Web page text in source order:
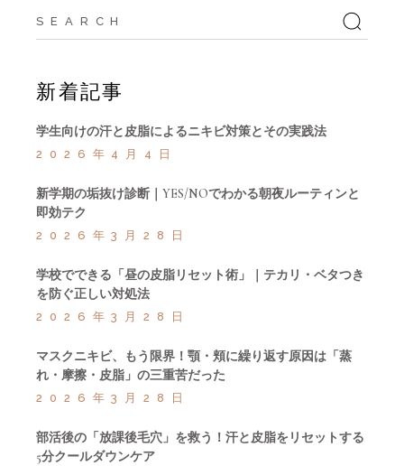
Search
for:
新着記事
学生向けの汗と皮脂によるニキビ対策とその実践法
2026年4月4日
新学期の垢抜け診断｜YES/NOでわかる朝夜ルーティンと
即効テク
2026年3月28日
学校でできる「昼の皮脂リセット術」｜テカリ・ベタつき
を防ぐ正しい対処法
2026年3月28日
マスクニキビ、もう限界！顎・頬に繰り返す原因は「蒸
れ・摩擦・皮脂」の三重苦だった
2026年3月28日
部活後の「放課後毛穴」を救う！汗と皮脂をリセットする
5分クールダウンケア